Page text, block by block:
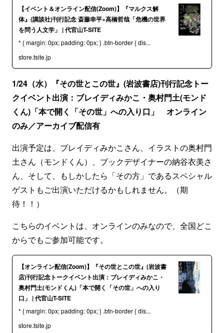
【イベント＆オンライン配信(Zoom)】『マルクス解
体』(講談社)刊行記念 斎藤幸平×高橋哲哉「危機の世界
を問う人文学」 | 代官山T-SITE
* { margin: 0px; padding: 0px; } .btn-border { dis...
store.tsite.jp
1/24（水）『その世とこの世』(岩波書店)刊行記念トー
クイベント出演：ブレイディみかこ・奥村門土(モンド
くん)「本で開く「その世」への入り口」 オンライン
のみ／アーカイブ配信有
出演予定は、ブレイディみかこさん、イラストの奥村門
土さん（モンドくん）、ブックデザイナーの納谷衣美さ
ん、そして、もしかしたら「その方」であるスペシャル
ゲストもご出演いただけるかもしれません。（期
待！！）
こちらのイベントは、オンラインのみなので、全国どこ
からでもご参加可能です。
【オンライン配信(Zoom)】『その世とこの世』(岩波書
店)刊行記念トークイベント出演：ブレイディみかこ・
奥村門土(モンドくん)「本で開く「その世」への入り
口」 | 代官山T-SITE
* { margin: 0px; padding: 0px; } .btn-border { dis...
store.tsite.jp